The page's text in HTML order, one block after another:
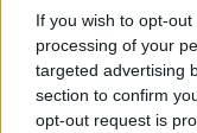
If you wish to opt-
processing of your
targeted advertising
section to confirm
opt-out request is